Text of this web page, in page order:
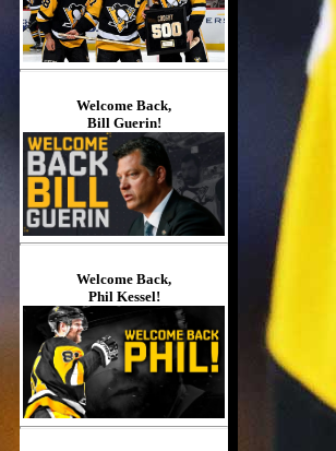
Welcome Back,
Bill Guerin!
Welcome Back,
Phil Kessel!